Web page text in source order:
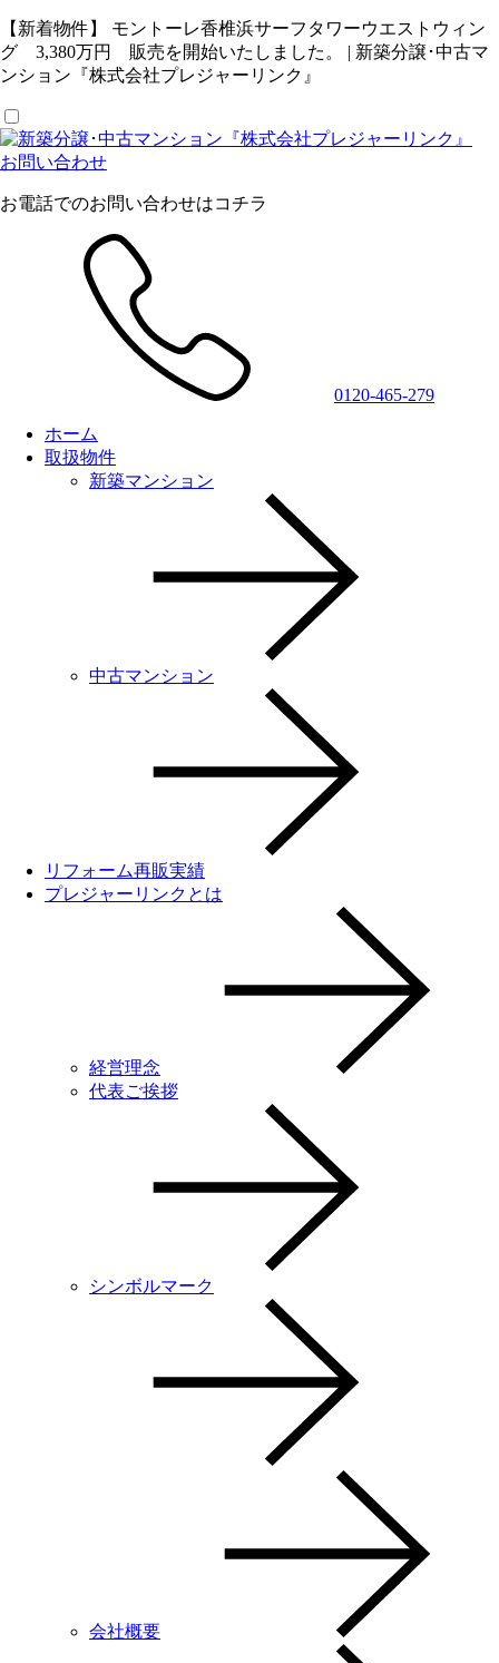
【新着物件】 モントーレ香椎浜サーフタワーウエストウィン
グ 3,380万円 販売を開始いたしました。 | 新築分譲･中古マ
ンション『株式会社プレジャーリンク』
お問い合わせ
お電話でのお問い合わせはコチラ
0120-465-279
ホーム
取扱物件
新築マンション
中古マンション
リフォーム再販実績
プレジャーリンクとは
経営理念
代表ご挨拶
シンボルマーク
会社概要